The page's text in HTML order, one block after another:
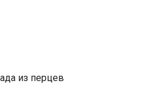
из перцев